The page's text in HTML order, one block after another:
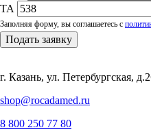
ТА
Заполняя форму, вы соглашаетесь с
Подать заявку
г. Казань, ул. Петербургская,
shop@rocadamed.ru
8 800 250 77 80